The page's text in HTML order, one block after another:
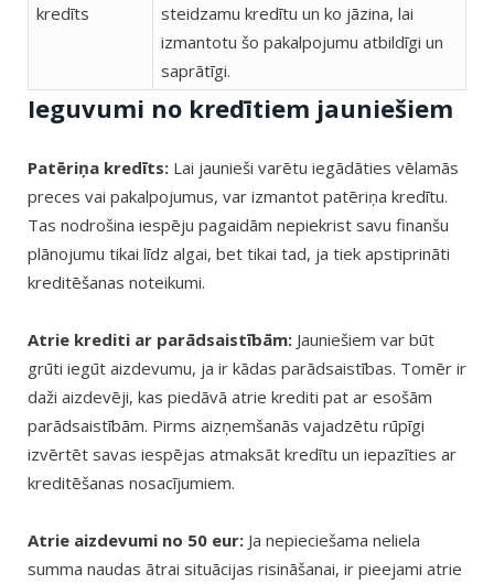
kredīts
steidzamu kredītu un ko jāzina, lai
izmantotu šo pakalpojumu atbildīgi un
saprātīgi.
Ieguvumi no kredītiem jauniešiem
Patēriņa kredīts: Lai jaunieši varētu iegādāties vēlamās
preces vai pakalpojumus, var izmantot patēriņa kredītu.
Tas nodrošina iespēju pagaidām nepiekrist savu finanšu
plānojumu tikai līdz algai, bet tikai tad, ja tiek apstiprināti
kreditēšanas noteikumi.
Atrie krediti ar parādsaistībām: Jauniešiem var būt
grūti iegūt aizdevumu, ja ir kādas parādsaistības. Tomēr ir
daži aizdevēji, kas piedāvā atrie krediti pat ar esošām
parādsaistībām. Pirms aizņemšanās vajadzētu rūpīgi
izvērtēt savas iespējas atmaksāt kredītu un iepazīties ar
kreditēšanas nosacījumiem.
Atrie aizdevumi no 50 eur: Ja nepieciešama neliela
summa naudas ātrai situācijas risināšanai, ir pieejami atrie